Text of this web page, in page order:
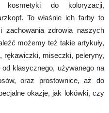
do koloryzacji,
To właśnie ich farby to
zachowania zdrowia naszych
możemy też takie artykuły,
rękawiczki, miseczki, peleryny,
klasycznego, używanego na
oraz prostownice, aż do
okazje, jak lokówki, czy